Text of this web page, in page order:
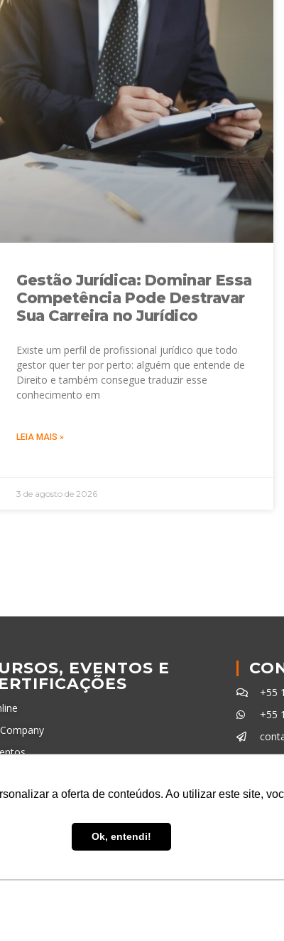
a oferta de conteúdos. Ao utilizar este site,
Ok, entendi!
Gestão Jurídica: Dominar Essa
Competência Pode Destravar
Sua Carreira no Jurídico
Existe um perfil de profissional jurídico que todo
gestor quer ter por perto: alguém que entende de
Direito e também consegue traduzir esse
conhecimento em
LEIA MAIS »
3 de agosto de 2026
EVENTOS E
+55
+55